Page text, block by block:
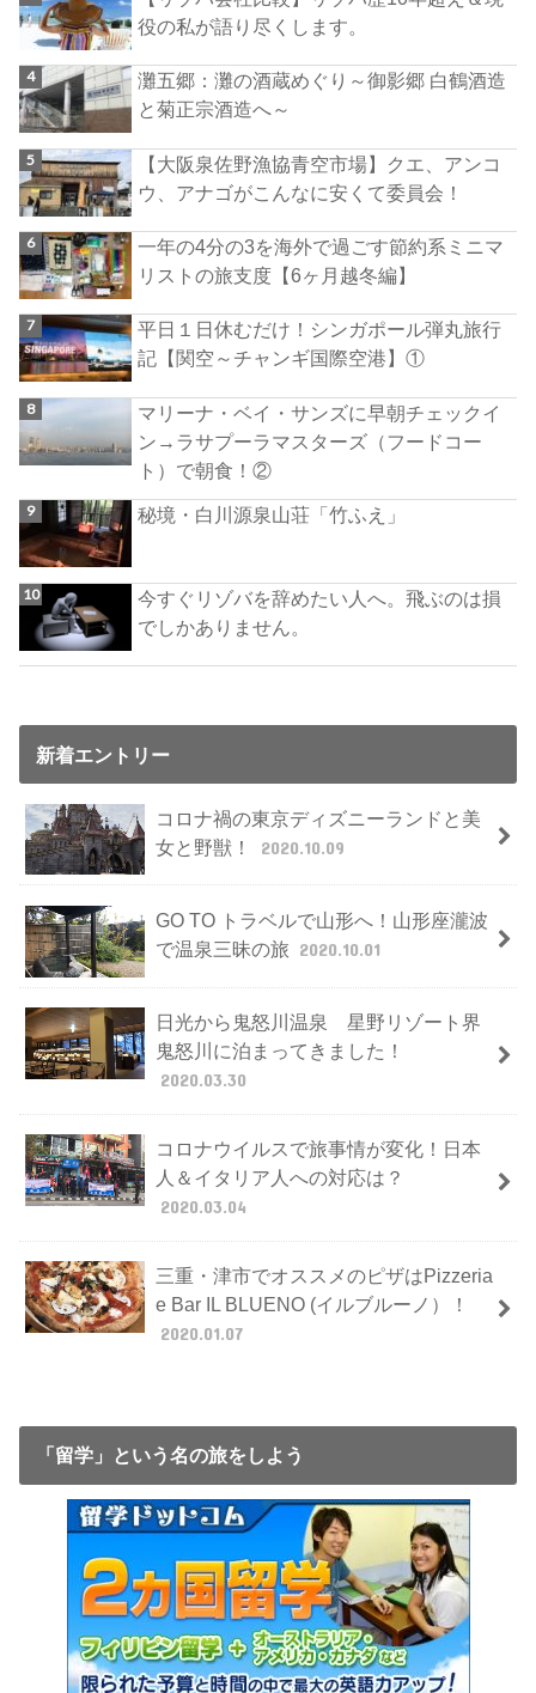
役の私が語り尽くします。
灘五郷：灘の酒蔵めぐり～御影郷 白鶴酒造
と菊正宗酒造へ～
【大阪泉佐野漁協青空市場】クエ、アンコ
ウ、アナゴがこんなに安くて委員会！
一年の4分の3を海外で過ごす節約系ミニマ
リストの旅支度【6ヶ月越冬編】
平日１日休むだけ！シンガポール弾丸旅行
記【関空～チャンギ国際空港】①
マリーナ・ベイ・サンズに早朝チェックイ
ン→ラサプーラマスターズ（フードコー
ト）で朝食！②
秘境・白川源泉山荘「竹ふえ」
今すぐリゾバを辞めたい人へ。飛ぶのは損
でしかありません。
新着エントリー
コロナ禍の東京ディズニーランドと美
女と野獣！
2020.10.09
GO TO トラベルで山形へ！山形座瀧波
で温泉三昧の旅 2020.10.01
日光から鬼怒川温泉 星野リゾート界
鬼怒川に泊まってきました！
2020.03.30
コロナウイルスで旅事情が変化！日本
人＆イタリア人への対応は？
2020.03.04
三重・津市でオススメのピザはPizzeria
e Bar IL BLUENO (イルブルーノ）！
2020.01.07
「留学」という名の旅をしよう